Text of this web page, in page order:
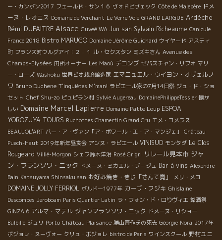
ー・カンボン2017 フェールド・サン１６ ヴォドピヴェック Côte de Malepère ドメ
ーヌ・レオニス Domaine de Verchant Le Verre Vole GRAND LARGUE Ardèche
Rémi DUFAITRE Alsace Cuveé WA Jun san Sylvain Richeaume Canicule
France 2018 Bistro MARUGO Domaine Jérôme Guichard ウイヤード アスティ
町 フランス対ウルグアイ：２：１ ル・セクスタン ミズキさん Avenue des
Champs-Elysées 田所オーナー Les Maoù デコンブ セバスチャン・リフォ マリ
ー・ローズ Washoku 世界ビオ栽培醸造家 エマニュエル・ウイヨン・オヴェルノ
ワ Bruno Duchene T'inquiètes M'man! ラピエール家の7月14日祭 ジュ・ド・ショ
セット Chef Shu-zo ピュピラン村 Sylvie Augereau DomainePhilippeTessier 懐か
しい Domaine Marcel Lapierre Domaine Patte Loup ESPOA
YOROZUYA TOURS Ruchottes Chamertin Grand Cru エメ・コメラス
BEAUJOL'ART バー・ア・ヴァン「ア・ボワール・エ・ア・マンジェ」
Château
Puech-Haut 2019年新年昼食会 アンヌ・ラピエール VINISUD モンタダ Le Clos
Rougeard Villié-Morgon シェフ鈴木洋治 Rosé Grigri リレール見本市 ジャ
ン・フランソワ・ニック ドメーヌ・ミカエル・ブージュ Bar à vins Alexendre
Bain Katsuyama Shinsaku san お好み焼き・きじ「さんて寛」 メリ・メロ
DOMAINE JOLLY FERRIOL ボルドー1977年 カーヴ・フジキ Ghislaine
Descombes Jeroboam Paris Quartier Latin ラ・フォン・ド・ロりヴィエ 銘酒祭
GINZA 6 アルマ・マテル ジャンフランソワ・ニック ドメーヌ・リショー
Bulbille ジュリ Porto Château Plaisance 勝山晋作氏の死去 Géorgie Nora 2017年
ボジョレ・ヌーヴォー クリュ・ボジョレ bistro de Paris ワインスクール 野村ユニ